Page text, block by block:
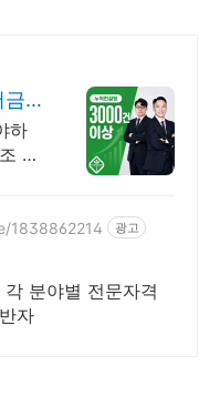
금
하
전
1838862214 광고
분야별 전문자격
자